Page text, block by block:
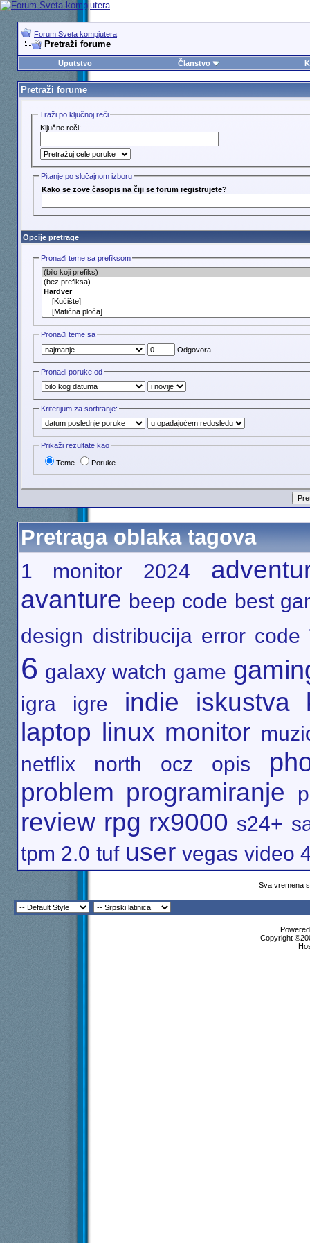
Forum Sveta kompjutera
Pretraži forume
Uputstvo Članstvo
Pretraži forume
Traži po ključnoj reči
Ključne reči:
Pitanje po slučajnom izboru
Kako se zove časopis na čiji se forum registrujete?
Opcije pretrage
Pronađi teme sa prefiksom
Pronađi teme sa
Odgovora
Pronađi poruke od
Kriterijum za sortiranje:
Prikaži rezultate kao
Teme Poruke
Pretraga oblaka tagova
1 monitor 2024
avanture beep code best
design distribucija error code
6 galaxy watch game
igra igre indie iskustva
laptop linux monitor
netflix
north ocz opis
problem programiranje
review rpg rx9000 s24+
tpm 2.0 tuf user vegas video
Sva vremena
Copyright